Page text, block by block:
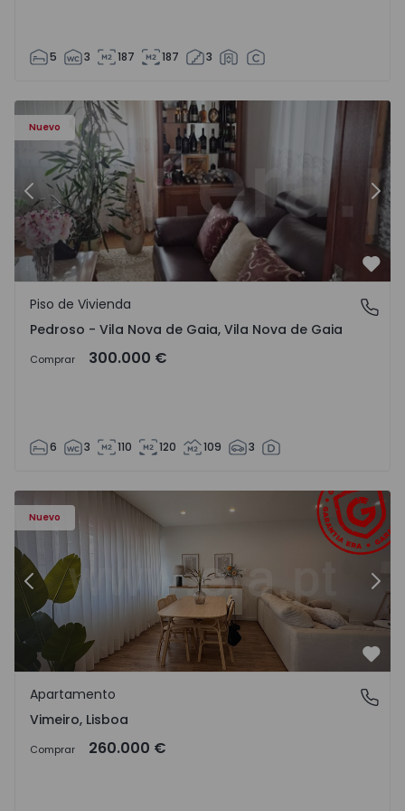
5 3 187 187 3
Nuevo
- 1575635 - 12
Piso de Vivienda T6 Vila Nova de Gaia, Pedroso e
Anterior
Pedroso - Vila Nova de Gaia, Vila Nova de Gaia
Piso de Vivienda
Pedroso - Vila Nova de Gaia, Vila Nova de Gaia
Comprar 300.000 €
6 3 110 120 109 3
Nuevo
Apartamento T1 Lourinhã, Vimeiro - 1575406 - 1
Anterior
Vimeiro, Lisboa
Apartamento
Vimeiro, Lisboa
Comprar 260.000 €